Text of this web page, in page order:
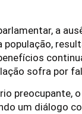
a
população,
sofra por
preocupante,
um diálogo